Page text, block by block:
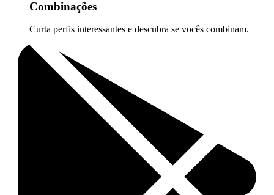
Combinações
Curta perfis interessantes e descubra se vocês combinam.